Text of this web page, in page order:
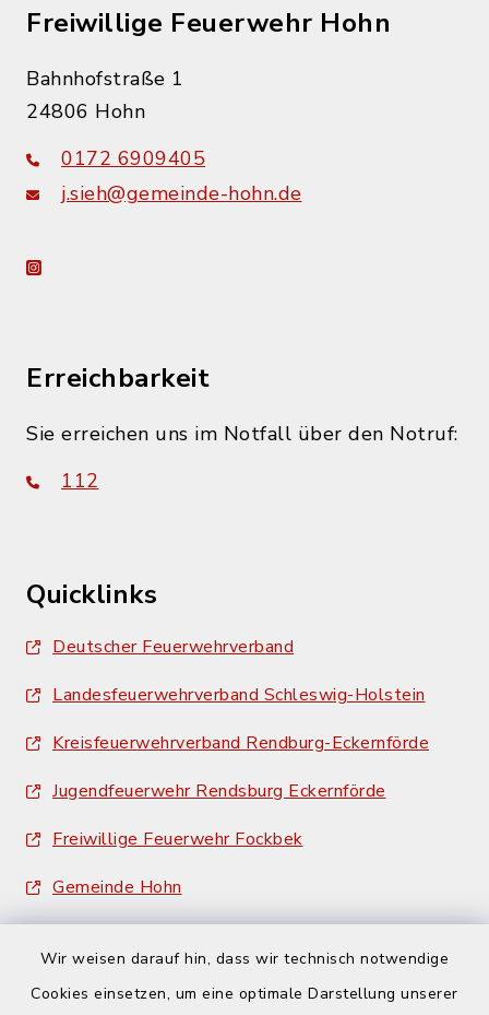
Wir weisen darauf hin, dass wir technisch notwendige
Cookies einsetzen, um eine optimale Darstellung unserer
Freiwillige Feuerwehr Hohn
Bahnhofstraße 1
24806 Hohn
0172 6909405
j.sieh@gemeinde-hohn.de
instagram
Erreichbarkeit
Sie erreichen uns im Notfall über den Notruf:
112
Quicklinks
Deutscher Feuerwehrverband
Landesfeuerwehrverband Schleswig-Holstein
Kreisfeuerwehrverband Rendburg-Eckernförde
Jugendfeuerwehr Rendsburg Eckernförde
Freiwillige Feuerwehr Fockbek
Gemeinde Hohn